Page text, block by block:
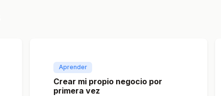
Aprender
Crear mi propio negocio por
primera vez